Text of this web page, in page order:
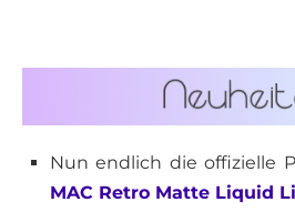
Nun endlich die offizielle
MAC Retro Matte Liquid